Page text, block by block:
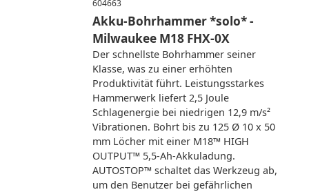
604663
Akku-Bohrhammer *solo* -
Milwaukee M18 FHX-0X
Der schnellste Bohrhammer seiner
Klasse, was zu einer erhöhten
Produktivität führt. Leistungsstarkes
Hammerwerk liefert 2,5 Joule
Schlagenergie bei niedrigen 12,9 m/s²
Vibrationen. Bohrt bis zu 125 Ø 10 x 50
mm Löcher mit einer M18™ HIGH
OUTPUT™ 5,5-Ah-Akkuladung.
AUTOSTOP™ schaltet das Werkzeug ab,
um den Benutzer bei gefährlichen